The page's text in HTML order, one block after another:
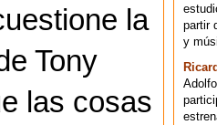
la
Tony
las cosas
partir
y